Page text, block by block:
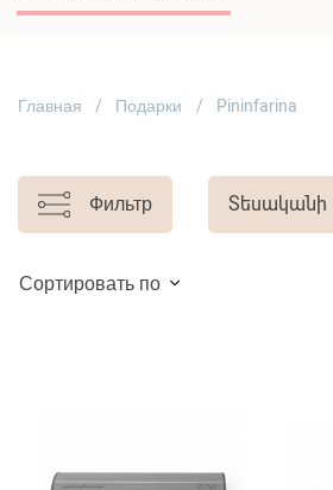
Главная Подарки Pininfarina
Фильтр Տեսականի
Сортировать по